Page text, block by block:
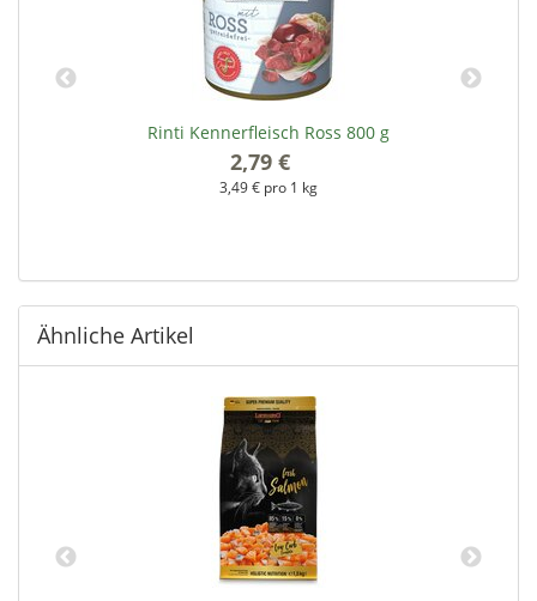
Rinti Kennerfleisch Ross 800 g
2,79 €
3,49 € pro 1 kg
Ähnliche Artikel